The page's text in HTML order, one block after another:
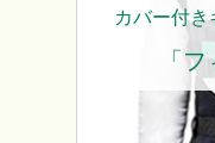
カバー付
「